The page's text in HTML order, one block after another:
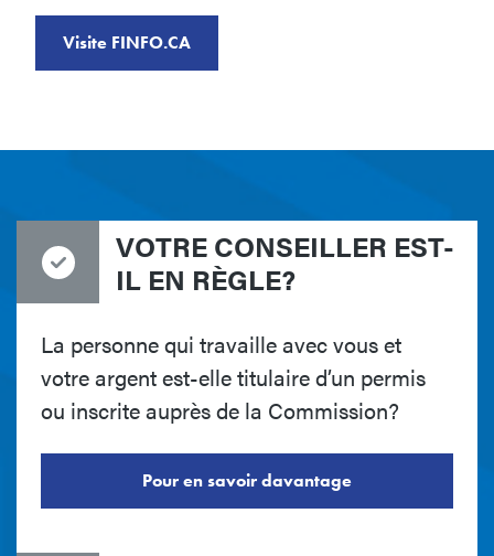
Visite FINFO.CA
VOTRE CONSEILLER EST-
IL EN RÈGLE?
La personne qui travaille avec vous et
votre argent est-elle titulaire d’un permis
ou inscrite auprès de la Commission?
Pour en savoir davantage